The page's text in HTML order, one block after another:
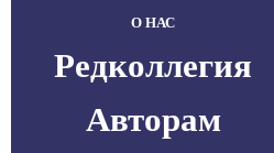
О НАС
Редколлегия
Авторам